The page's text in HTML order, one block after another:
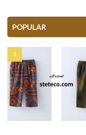
POPULAR